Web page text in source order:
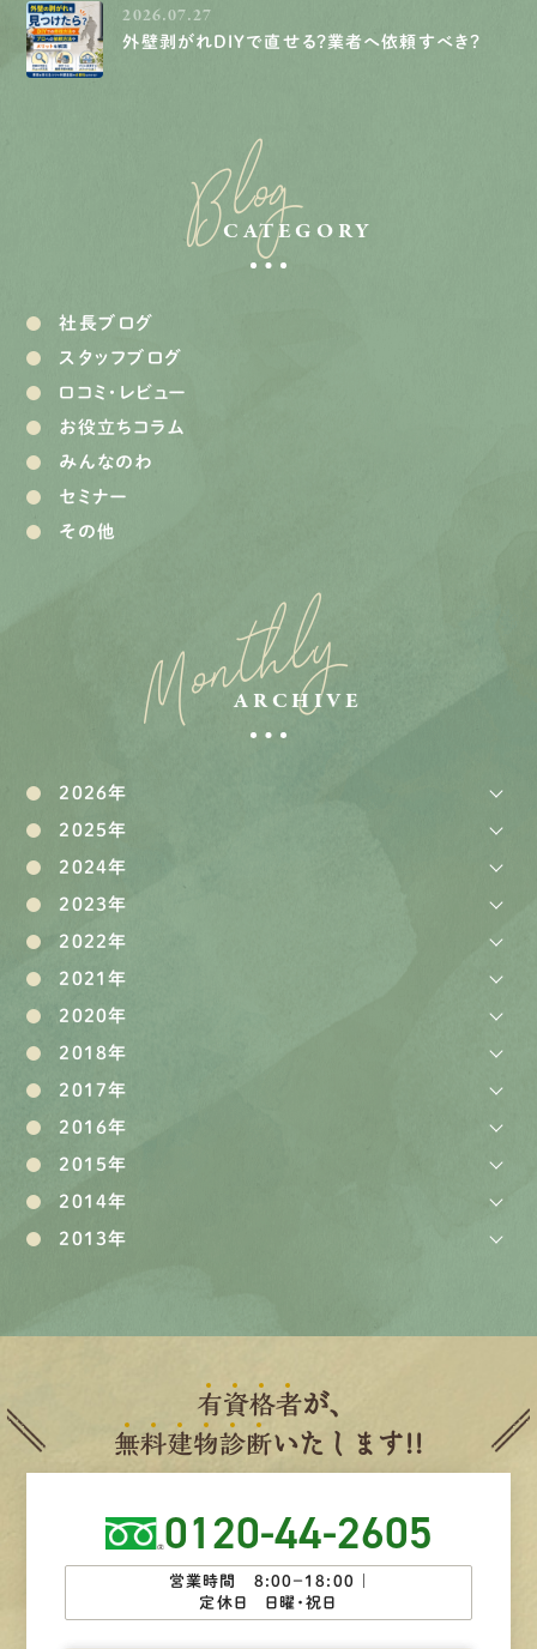
2026.07.27
外壁剥がれDIYで直せる？業者へ依頼すべき？
Blog
CATEGORY
社長ブログ
スタッフブログ
口コミ・レビュー
お役立ちコラム
みんなのわ
セミナー
その他
Monthly
ARCHIVE
2026年
2025年
2024年
2023年
2022年
2021年
2020年
2018年
2017年
2016年
2015年
2014年
2013年
有資格者が、
無料建物診断いたします!!
0120-44-2605
営業時間 8:00−18:00 ｜
定休日 日曜・祝日